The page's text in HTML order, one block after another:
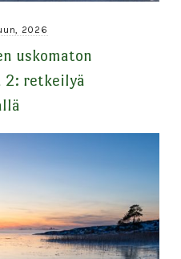
2026
uskomaton
2: retkeilyä